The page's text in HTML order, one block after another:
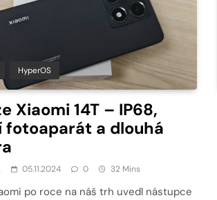
HyperOS
Xiaomi 14T – IP68,
fotoaparát a dlouhá
05.11.2024 0 32 Mins
po roce na náš trh uvedl nástupce